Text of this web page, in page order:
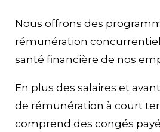
Nous offrons des
rémunération
santé financière de nos
En plus des salaires et
de rémunération à court
comprend des congés